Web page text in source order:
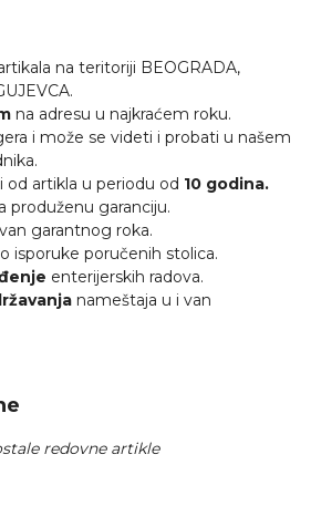
na teritoriji BEOGRADA,
na adresu u najkraćem roku.
i može se videti i probati u našem
od artikla u periodu od 10 godina.
produženu garanciju.
garantnog roka.
isporuke poručenih stolica.
enterijerskih radova.
nameštaja u i van
redovne artikle